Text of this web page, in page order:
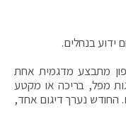
ידוע בנחלים.
מתבצע מדגמית אחת
מפל, בריכה או מקטע
החודש נערך דיגום אחד,